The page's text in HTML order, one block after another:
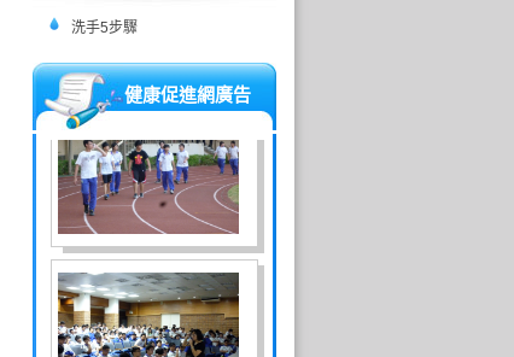
洗手5步驟
健康促進網廣告